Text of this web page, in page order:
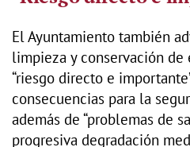
El Ayuntamiento también
limpieza y conservación de
“riesgo directo e
consecuencias para la
además de “problemas de
progresiva degradación